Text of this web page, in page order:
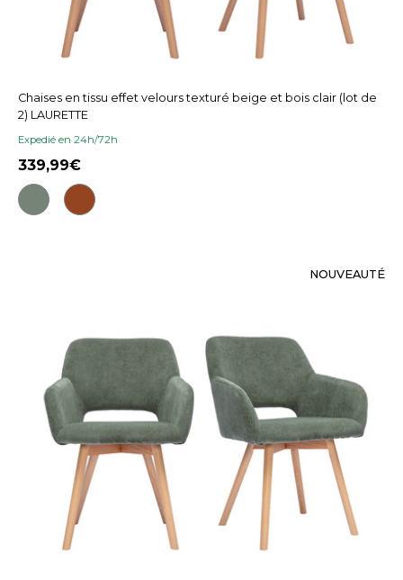
Chaises en tissu effet velours texturé beige et bois clair (lot de
2) LAURETTE
Expedié en 24h/72h
339,99
NOUVEAUTÉ